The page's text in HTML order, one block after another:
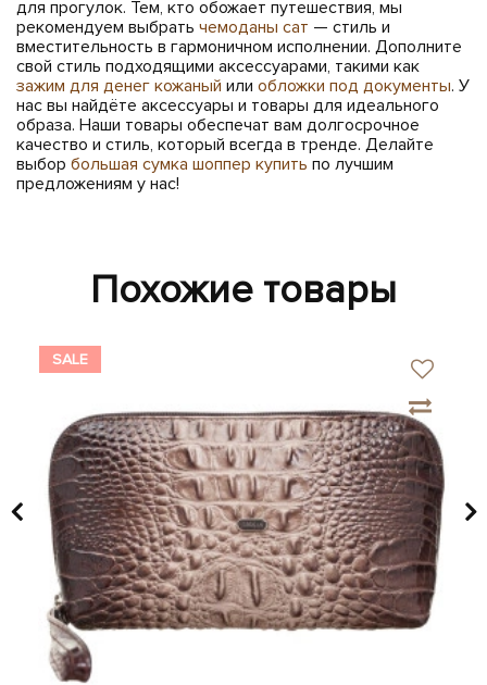
для прогулок. Тем, кто обожает путешествия, мы
рекомендуем выбрать чемоданы сат — стиль и
вместительность в гармоничном исполнении. Дополните
свой стиль подходящими аксессуарами, такими как
зажим для денег кожаный или обложки под документы. У
нас вы найдёте аксессуары и товары для идеального
образа. Наши товары обеспечат вам долгосрочное
качество и стиль, который всегда в тренде. Делайте
выбор большая сумка шоппер купить по лучшим
предложениям у нас!
Похожие товары
SALE